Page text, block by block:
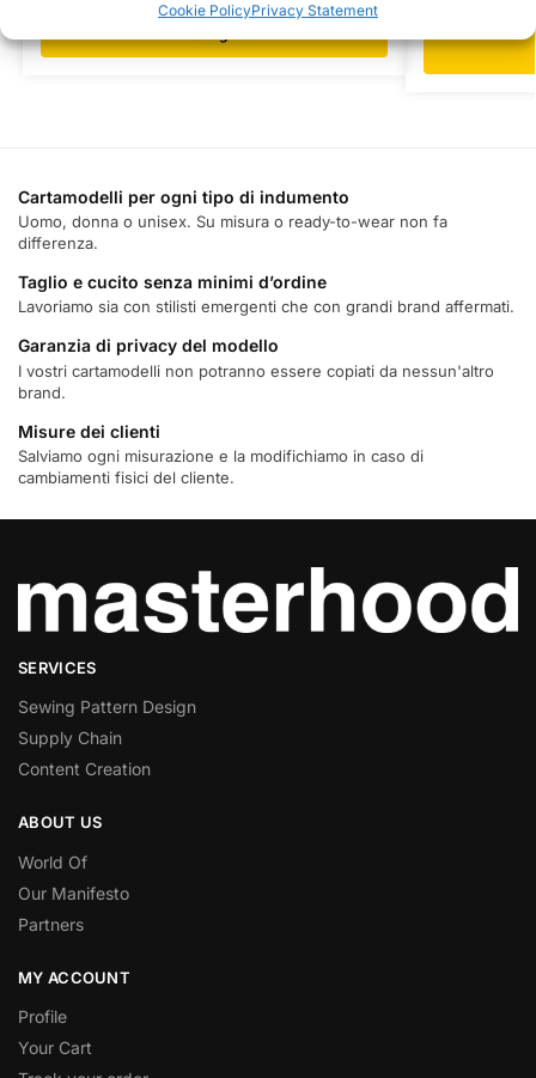
Cookie PolicyPrivacy Statement
Cartamodelli per ogni tipo di indumento
Uomo, donna o unisex. Su misura o ready-to-wear non fa
differenza.
Taglio e cucito senza minimi d’ordine
Lavoriamo sia con stilisti emergenti che con grandi brand affermati.
Garanzia di privacy del modello
I vostri cartamodelli non potranno essere copiati da nessun'altro
brand.
Misure dei clienti
Salviamo ogni misurazione e la modifichiamo in caso di
cambiamenti fisici del cliente.
SERVICES
Sewing Pattern Design
Supply Chain
Content Creation
ABOUT US
World Of
Our Manifesto
Partners
MY ACCOUNT
Profile
Your Cart